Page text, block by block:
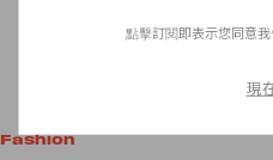
Fashion
點擊訂閱即表示您同意
現